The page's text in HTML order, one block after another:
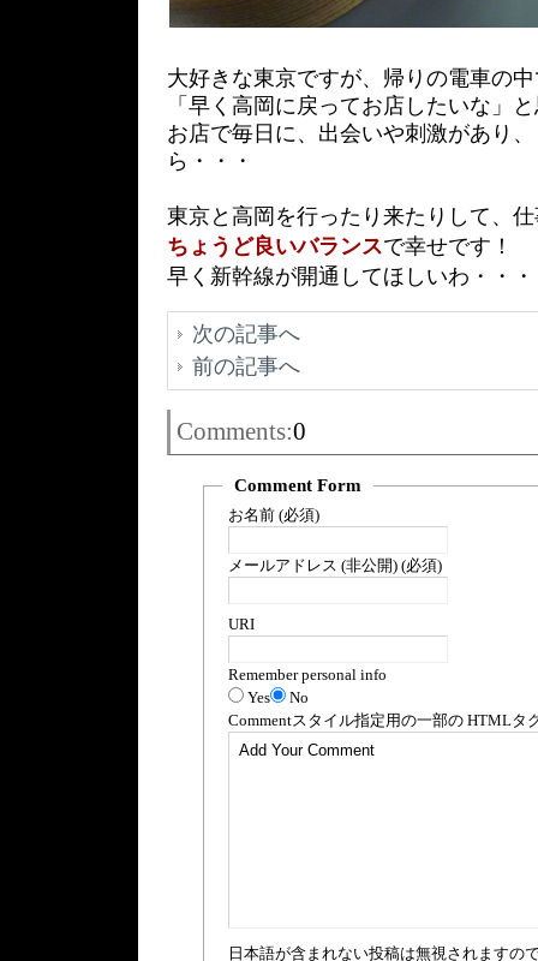
大好きな東京ですが、帰りの電車の
「早く高岡に戻ってお店したいな」
お店で毎日に、出会いや刺激があり
ら・・・
東京と高岡を行ったり来たりして、
ちょうど良いバランスで幸せです！
早く新幹線が開通してほしいわ・・・
次の記事へ
前の記事へ
Comments:0
Comment Form
お名前 (必須)
メールアドレス (非公開) (必須)
URI
Remember personal info
Yes
No
Commentスタイル指定用の一部の HTMLタ
日本語が含まれない投稿は無視されますの